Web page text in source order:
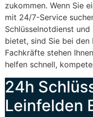
zukommen. Wenn Sie
mit 24/7-Service
Schlüsselnotdienst
bietet, sind Sie bei
Fachkräfte stehen
helfen schnell,
24h
Leinfelden